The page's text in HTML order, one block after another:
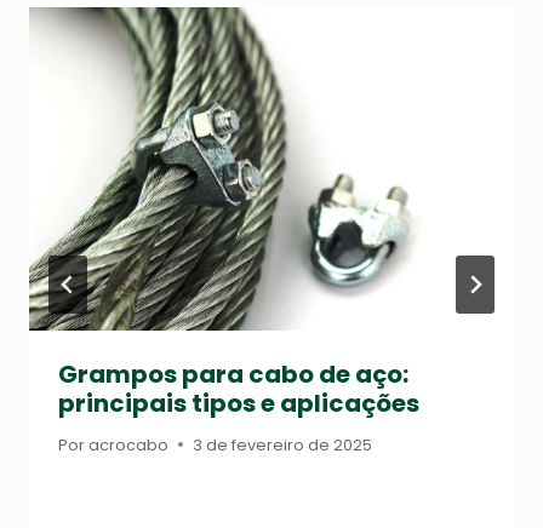
Grampos para cabo de aço:
principais tipos e aplicações
Poracrocabo 3 de fevereiro de 2025